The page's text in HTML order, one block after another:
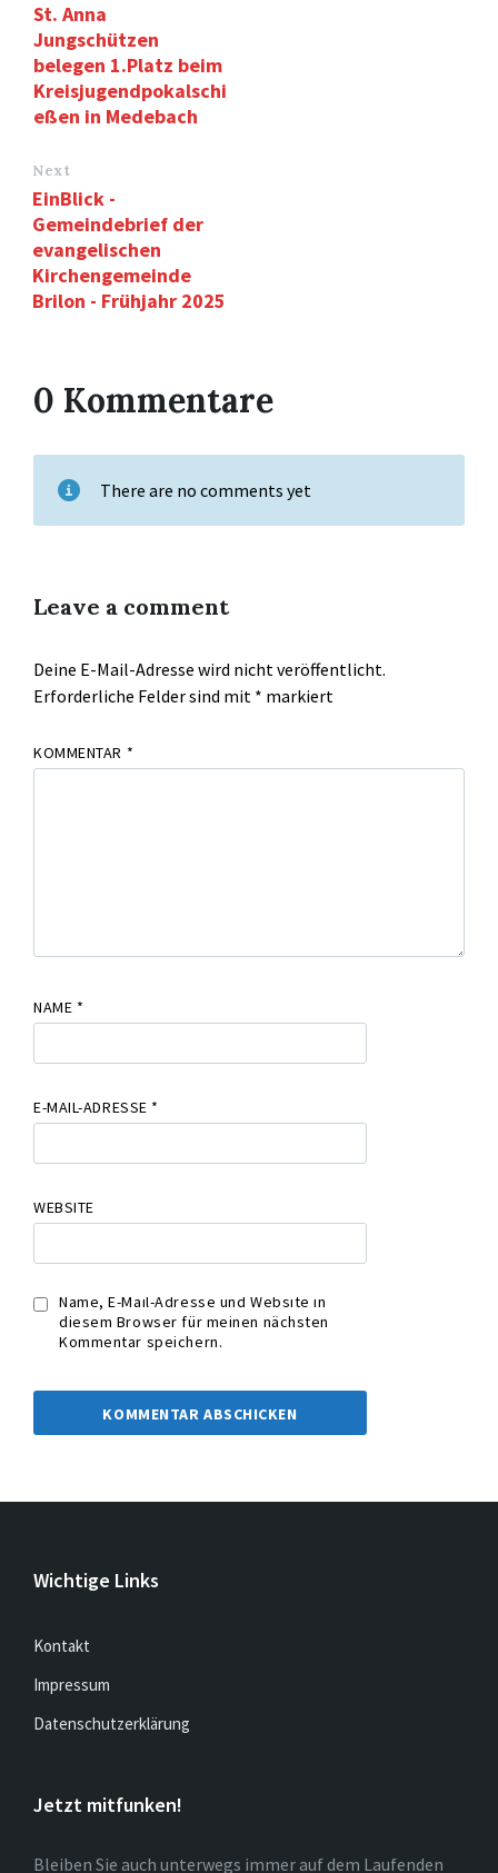
St. Anna
Jungschützen
belegen 1.Platz beim
Kreisjugendpokalschi
eßen in Medebach
Next
EinBlick -
Gemeindebrief der
evangelischen
Kirchengemeinde
Brilon - Frühjahr 2025
0 Kommentare
There are no comments yet
Leave a comment
Deine E-Mail-Adresse wird nicht veröffentlicht.
Erforderliche Felder sind mit * markiert
KOMMENTAR *
NAME *
E-MAIL-ADRESSE *
WEBSITE
Name, E-Mail-Adresse und Website in
diesem Browser für meinen nächsten
Kommentar speichern.
Wichtige Links
Kontakt
Impressum
Datenschutzerklärung
Jetzt mitfunken!
Bleiben Sie auch unterwegs immer auf dem Laufenden